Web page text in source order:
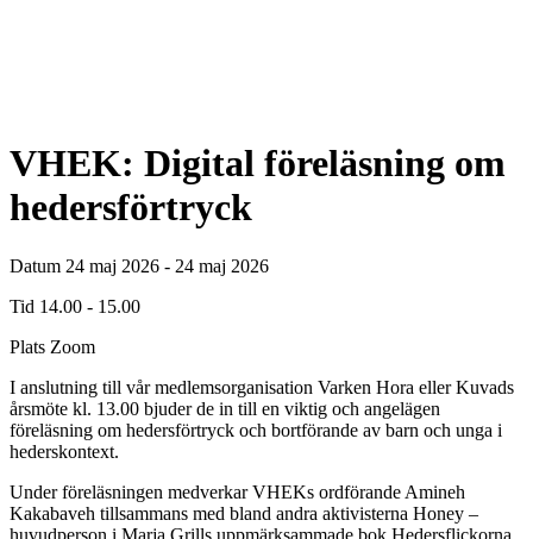
VHEK: Digital föreläsning om
hedersförtryck
Datum 24 maj 2026 - 24 maj 2026
Tid 14.00 - 15.00
Plats Zoom
I anslutning till vår medlemsorganisation Varken Hora eller Kuvads
årsmöte kl. 13.00 bjuder de in till en viktig och angelägen
föreläsning om hedersförtryck och bortförande av barn och unga i
hederskontext.
Under föreläsningen medverkar VHEKs ordförande Amineh
Kakabaveh tillsammans med bland andra aktivisterna Honey –
huvudperson i Marja Grills uppmärksammade bok Hedersflickorna